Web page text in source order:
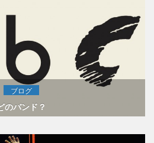
ブログ
のバンド？